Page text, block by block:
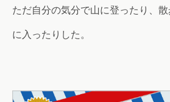
ただ自分の気分で山に登ったり、
に入ったりした。